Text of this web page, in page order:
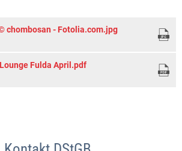
chombosan - Fotolia.com.jpg
Fulda April.pdf